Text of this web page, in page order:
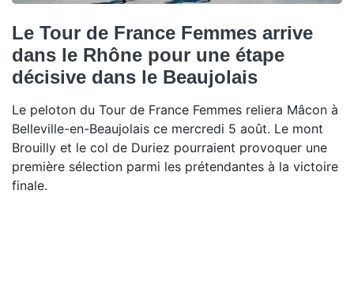
Le Tour de France Femmes arrive
dans le Rhône pour une étape
décisive dans le Beaujolais
Le peloton du Tour de France Femmes reliera Mâcon à
Belleville-en-Beaujolais ce mercredi 5 août. Le mont
Brouilly et le col de Duriez pourraient provoquer une
première sélection parmi les prétendantes à la victoire
finale.